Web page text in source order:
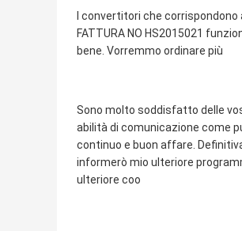
I convertitori che corrispondono
FATTURA NO HS2015021
bene. Vorremmo ordinare più
Sono molto soddisfatto delle
abilità di comunicazione come
continuo e buon affare.
informerò mio ulteriore
ulteriore coo